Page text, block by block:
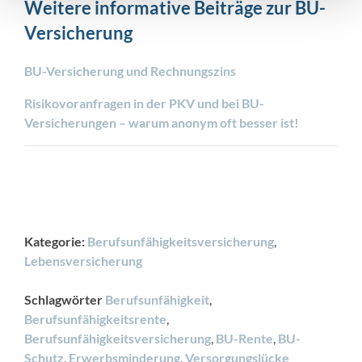
Weitere informative Beiträge zur BU-
Versicherung
BU-Versicherung und Rechnungszins
Risikovoranfragen in der PKV und bei BU-
Versicherungen – warum anonym oft besser ist!
Kategorie: Berufsunfähigkeitsversicherung
Lebensversicherung
Schlagwörter Berufsunfähigkeit
Berufsunfähigkeitsrente
Berufsunfähigkeitsversicherung BU-Rente BU-
Schutz Erwerbsminderung Versorgungslücke